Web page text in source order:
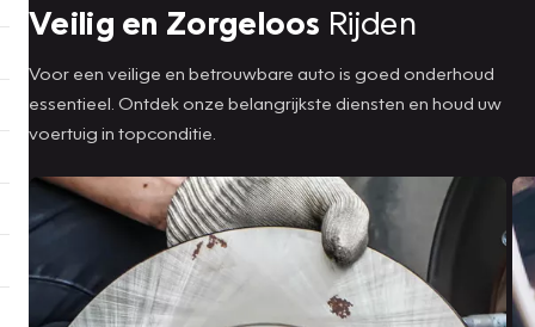
Veilig en Zorgeloos Rijden
Voor een veilige en betrouwbare auto is goed onderhoud
essentieel. Ontdek onze belangrijkste diensten en houd uw
voertuig in topconditie.